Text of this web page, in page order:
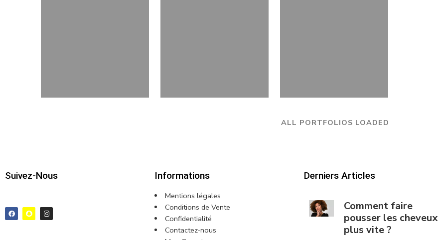
ALL PORTFOLIOS LOADED
Suivez-Nous Informations
Mentions légales
Conditions de Vente
Confidentialité
Contactez-nous
Derniers Articles
Comment faire
pousser les cheveux
plus vite ?